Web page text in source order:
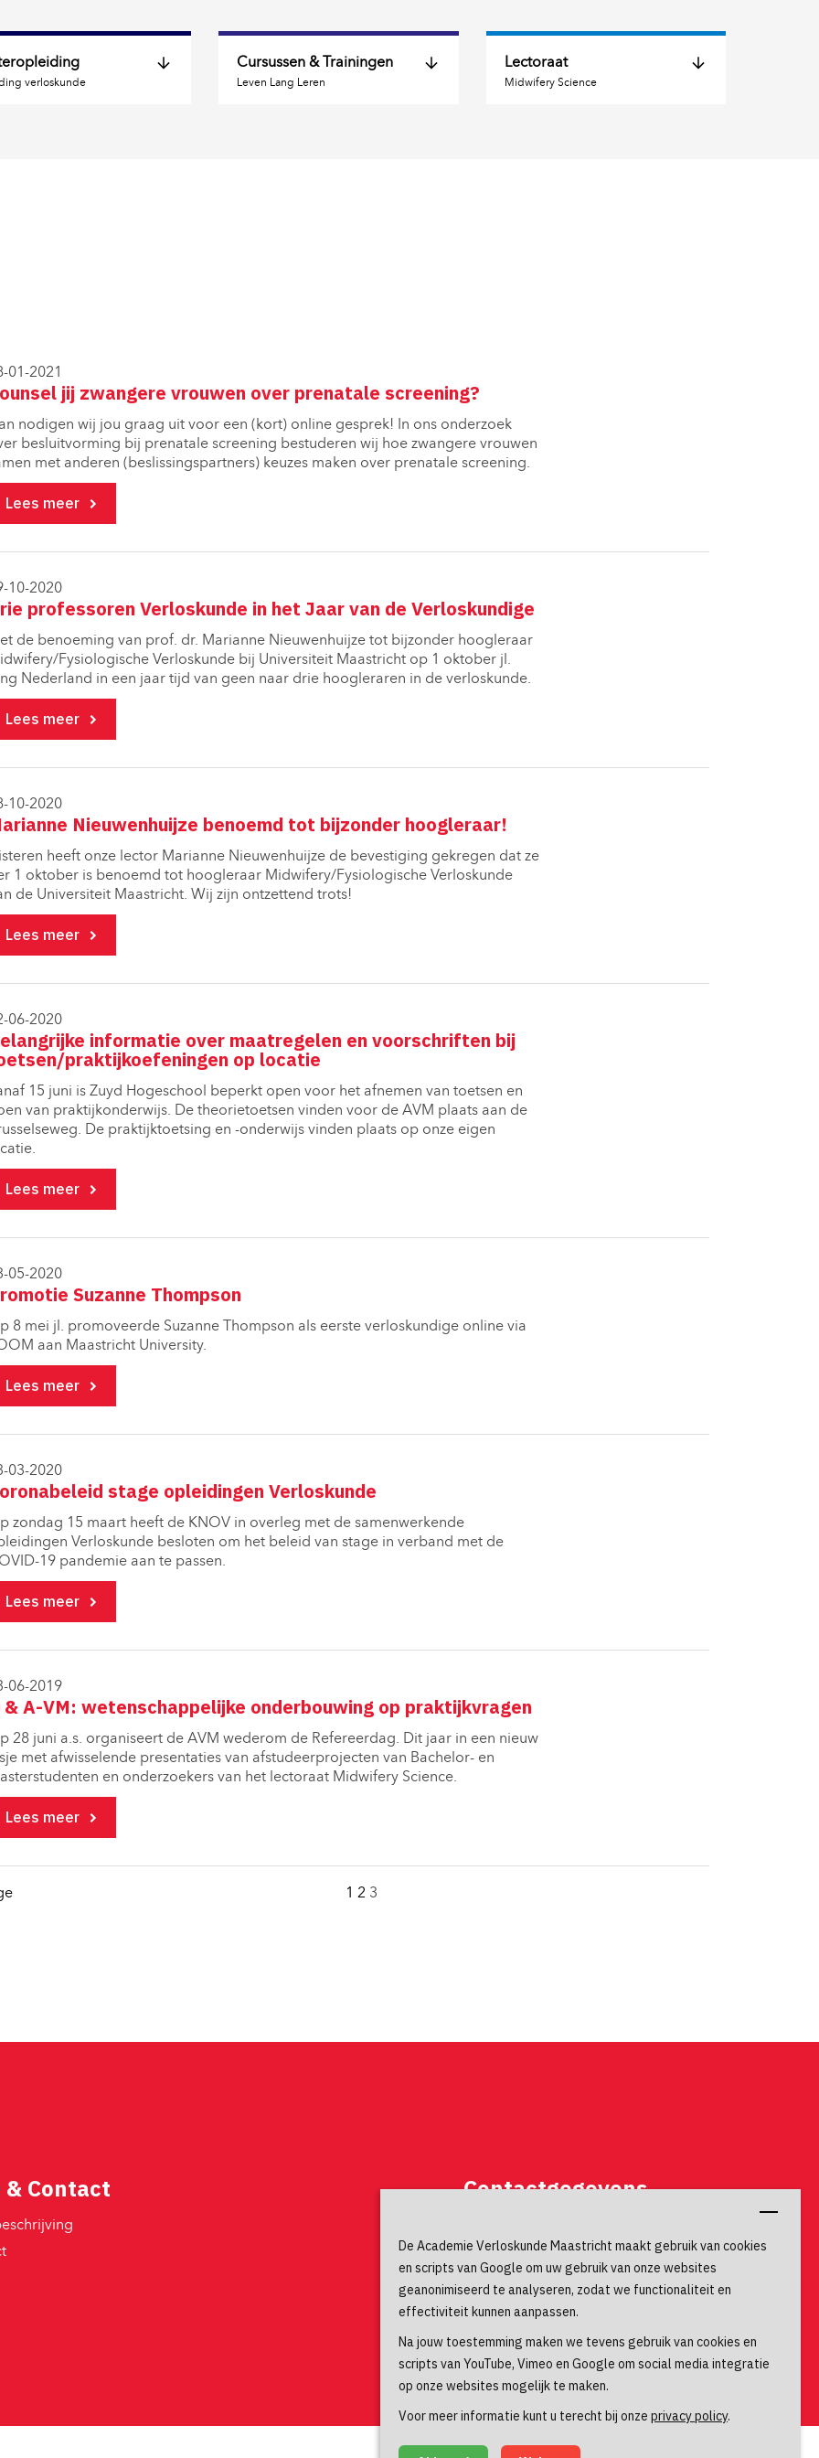
De Academie Verloskunde Maastricht maakt gebruik van cookies
en scripts van Google om uw gebruik van onze websites
geanonimiseerd te analyseren, zodat we functionaliteit en
effectiviteit kunnen aanpassen.
Na jouw toestemming maken we tevens gebruik van cookies en
scripts van YouTube, Vimeo en Google om social media integratie
op onze websites mogelijk te maken.
Voor meer informatie kunt u terecht bij onze privacy policy.
verloskunde
Cursussen & Trainingen
Leven Lang Leren
Lectoraat
Midwifery Science
01-2021
jij zwangere vrouwen over prenatale screening?
nodigen wij jou graag uit voor een (kort) online gesprek! In ons onderzoek
besluitvorming bij prenatale screening​ bestuderen wij hoe zwangere vrouwen
met anderen (beslissingspartners) keuzes maken over prenatale screening.
Lees meer
10-2020
professoren Verloskunde in het Jaar van de Verloskundige
de benoeming van prof. dr. Marianne Nieuwenhuijze tot bijzonder hoogleraar
Fysiologische Verloskunde bij Universiteit Maastricht op 1 oktober jl.
Nederland in een jaar tijd van geen naar drie hoogleraren in de verloskunde.
Lees meer
10-2020
Nieuwenhuijze benoemd tot bijzonder hoogleraar!
heeft onze lector Marianne Nieuwenhuijze de bevestiging gekregen dat ze
1 oktober is benoemd tot hoogleraar Midwifery/Fysiologische Verloskunde
de Universiteit Maastricht. Wij zijn ontzettend trots!
Lees meer
06-2020
informatie over maatregelen en voorschriften bij
praktijkoefeningen op locatie
15 juni is Zuyd Hogeschool beperkt open voor het afnemen van toetsen en
van praktijkonderwijs. De theorietoetsen vinden voor de AVM plaats aan de
De praktijktoetsing en -onderwijs vinden plaats op onze eigen
Lees meer
05-2020
Suzanne Thompson
8 mei jl. promoveerde Suzanne Thompson als eerste verloskundige online via
aan Maastricht University.
Lees meer
03-2020
stage opleidingen Verloskunde
zondag 15 maart heeft de KNOV in overleg met de samenwerkende
Verloskunde besloten om het beleid van stage in verband met de
19 pandemie aan te passen.
Lees meer
06-2019
& A-VM: wetenschappelijke onderbouwing op praktijkvragen
28 juni a.s. organiseert de AVM wederom de Refereerdag. Dit jaar in een nieuw
met afwisselende presentaties van afstudeerprojecten van Bachelor- en
en onderzoekers van het lectoraat Midwifery Science.
Lees meer
1 2 3
& Contact Contactgegevens
6229 ER, Maastricht